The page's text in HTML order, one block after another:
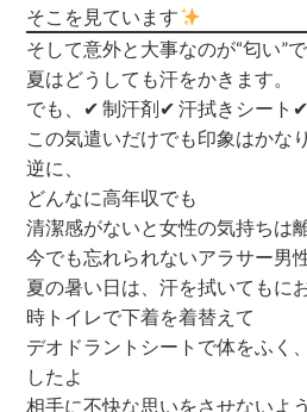
そこを見ています
そして意外と大事なのが“匂い”
夏はどうしても汗をかきます。
でも、 ✔ 制汗剤✔ 汗拭きシート
この気遣いだけでも印象はかな
逆に、
どんなに高年収でも
清潔感がないと女性の気持ちは
今でも忘れられないアラサー男
夏の暑い日は、汗を拭いてもに
時トイレで下着を着替えて
デオドラントシートで体をふく
したよ
相手に不快な思いをさせないよ